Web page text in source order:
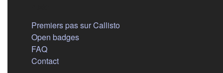
Premiers pas sur Callisto
Open badges
FAQ
Contact